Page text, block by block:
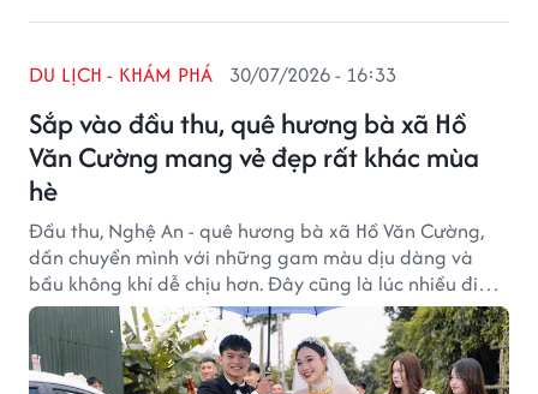
Sắp vào đầu thu, quê hương bà xã Hồ
Văn Cường mang vẻ đẹp rất khác mùa
hè
DU LỊCH - KHÁM PHÁ 30/07/2026 - 16:33
Đầu thu, Nghệ An - quê hương bà xã Hồ Văn Cường,
dần chuyển mình với những gam màu dịu dàng và
bầu không khí dễ chịu hơn. Đây cũng là lúc nhiều điểm
đến mang một vẻ đẹp rất khác so với những ngày hè
sôi động.